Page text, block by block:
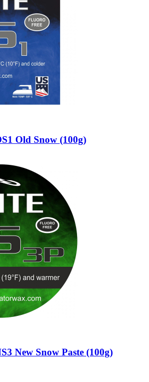
Old Snow (100g)
New Snow Paste (100g)